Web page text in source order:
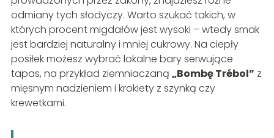
odmiany tych słodyczy. Warto szukać takich, w
których procent migdałów jest wysoki – wtedy smak
jest bardziej naturalny i mniej cukrowy. Na ciepły
posiłek możesz wybrać lokalne bary serwujące
tapas, na przykład ziemniaczaną „Bombę Trébol” z
mięsnym nadzieniem i krokiety z szynką czy
krewetkami.